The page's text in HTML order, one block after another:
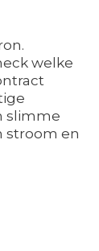
welke
slimme
stroom en